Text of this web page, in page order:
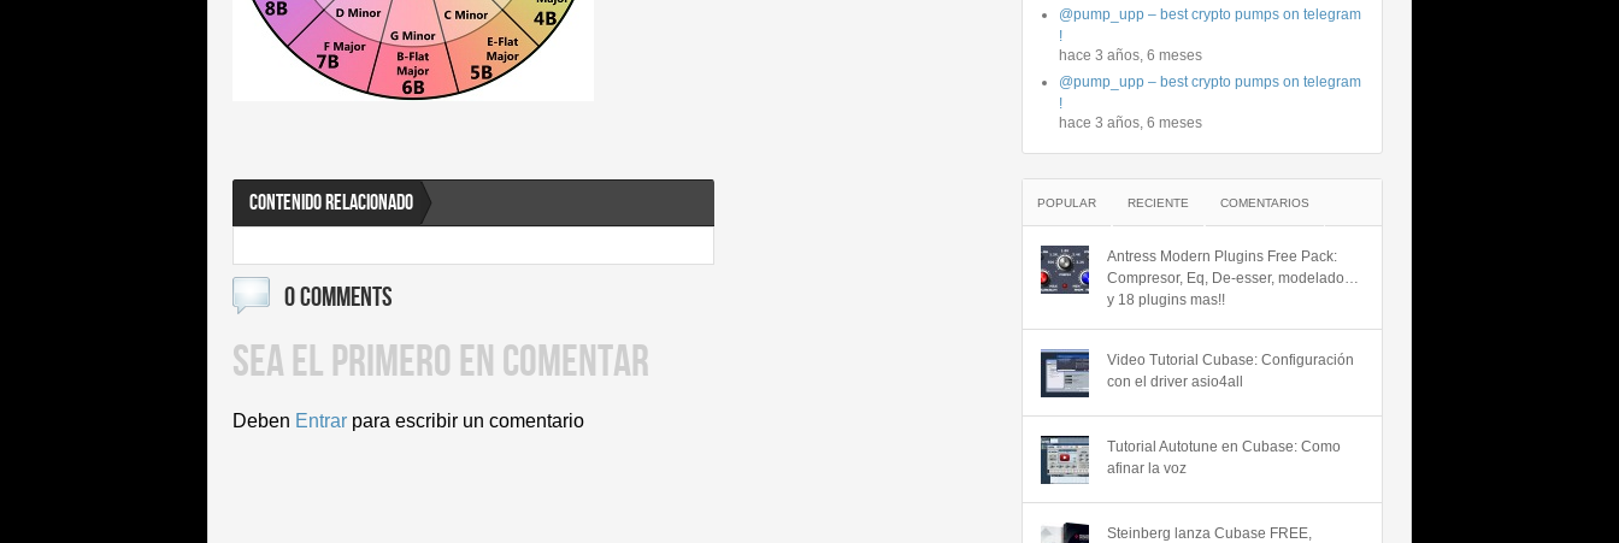
CONTENIDO RELACIONADO
0 COMMENTS
SEA EL PRIMERO EN COMENTAR
Deben Entrar para escribir un comentario
@pump_upp – best crypto pumps on telegram
!
hace 3 años, 6 meses
@pump_upp – best crypto pumps on telegram
!
hace 3 años, 6 meses
POPULAR RECIENTE COMENTARIOS
Antress Modern Plugins Free Pack:
Compresor, Eq, De-esser, modelado…
y 18 plugins mas!!
Video Tutorial Cubase: Configuración
con el driver asio4all
Tutorial Autotune en Cubase: Como
afinar la voz
Steinberg lanza Cubase FREE,